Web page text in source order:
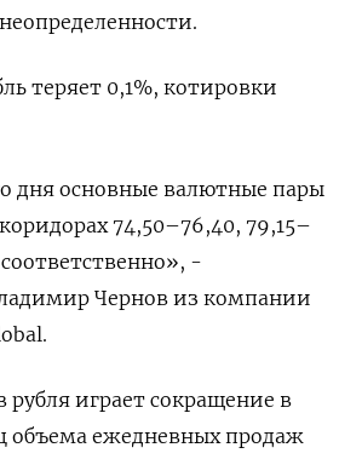
теряет 0,1%, котировки
дня основные валютные пары
74,50–76,40, 79,15–
соответственно», -
Чернов из компании
играет сокращение в
ежедневных продаж